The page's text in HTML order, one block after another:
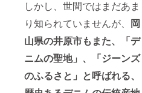
しかし、世間ではまだあま
り知られていませんが、 岡
山県の井原市もまた、「デ
ニムの聖地」、「ジーンズ
のふるさと」と呼ばれる、